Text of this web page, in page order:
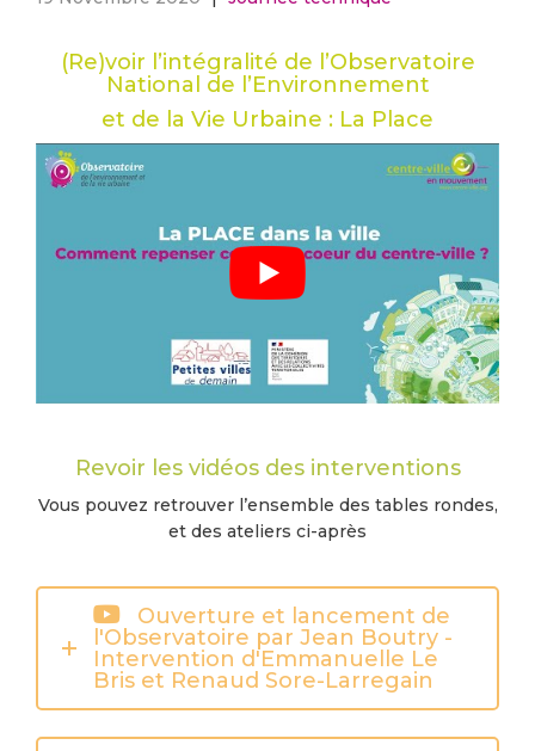
(Re)voir l’intégralité de l’Observatoire
National de l’Environnement
et de la Vie Urbaine : La Place
Revoir les vidéos des interventions
Vous pouvez retrouver l’ensemble des tables rondes,
et des ateliers ci-après
Ouverture et lancement de
l'Observatoire par Jean Boutry -
Intervention d'Emmanuelle Le
Bris et Renaud Sore-Larregain